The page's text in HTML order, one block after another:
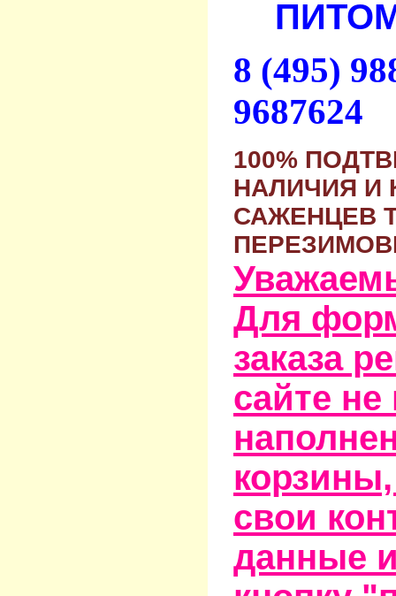
8 (495)
9687624
100%
НАЛИЧИЯ И
САЖЕНЦЕВ
Для
заказа
сайте
свои
данные